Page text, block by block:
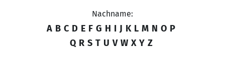
Nachname:
A B C D E F G H I J K L M N O P
Q R S T U V W X Y Z